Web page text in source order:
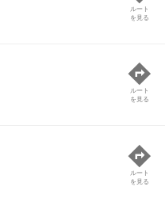
ルート
を見る
ルート
を見る
ルート
を見る